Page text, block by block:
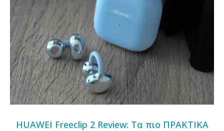
HUAWEI Freeclip 2 Review: Τα πιο ΠΡΑΚΤΙΚΑ